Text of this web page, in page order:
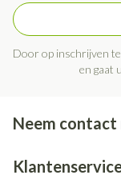
Door op inschrijven
en gaat
Neem contact